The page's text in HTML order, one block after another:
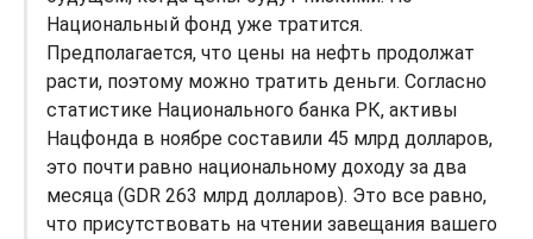
Национальный фонд уже тратится.
Предполагается, что цены на нефть продолжат
расти, поэтому можно тратить деньги. Согласно
статистике Национального банка РК, активы
Нацфонда в ноябре составили 45 млрд долларов,
это почти равно национальному доходу за два
месяца (GDR 263 млрд долларов). Это все равно,
что присутствовать на чтении завещания вашего